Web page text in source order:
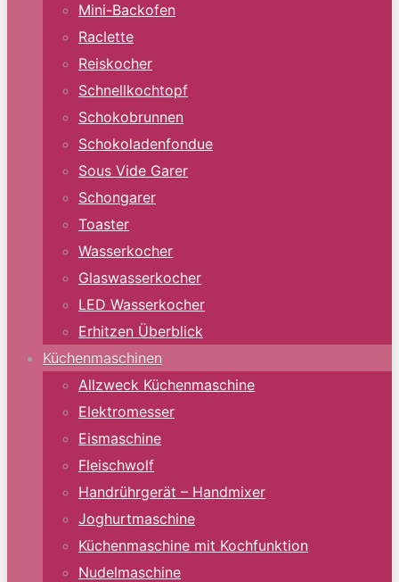
Mini-Backofen
Raclette
Reiskocher
Schnellkochtopf
Schokobrunnen
Schokoladenfondue
Sous Vide Garer
Schongarer
Toaster
Wasserkocher
Glaswasserkocher
LED Wasserkocher
Erhitzen Überblick
Küchenmaschinen
Allzweck Küchenmaschine
Elektromesser
Eismaschine
Fleischwolf
Handrührgerät – Handmixer
Joghurtmaschine
Küchenmaschine mit Kochfunktion
Nudelmaschine